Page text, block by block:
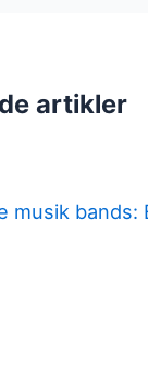
artikler